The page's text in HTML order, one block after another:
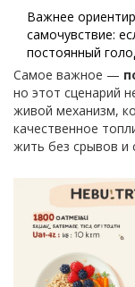
Важнее
самочувствие:
постоянный
Самое важное —
но этот сценарий
живой механизм,
качественное
жить без срывов и